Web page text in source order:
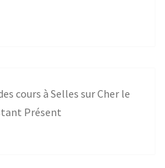
cours à Selles sur Cher le
Présent